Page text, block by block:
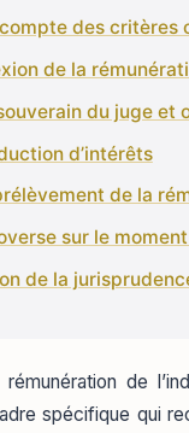
des critères
de la
du juge et
d’intérêts
de la
sur le
de la
de
spécifique qui